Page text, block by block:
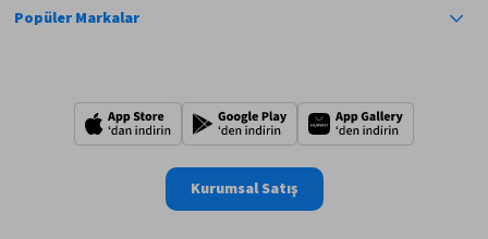
Popüler Markalar
Kurumsal Satış